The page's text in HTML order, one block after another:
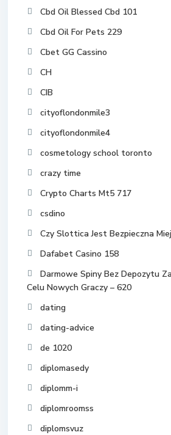
Cbd Oil Blessed Cbd 101
Cbd Oil For Pets 229
Cbet GG Cassino
CH
CIB
cityoflondonmile3
cityoflondonmile4
cosmetology school toronto
crazy time
Crypto Charts Mt5 717
csdino
Czy Slottica Jest Bezpieczna
Dafabet Casino 158
Darmowe Spiny Bez Depozytu
Celu Nowych Graczy – 620
dating
dating-advice
de 1020
diplomasedy
diplomm-i
diplomroomss
diplomsvuz